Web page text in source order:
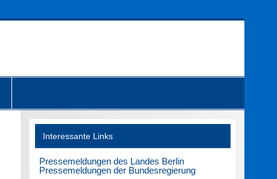
Interessante Links
Pressemeldungen des Landes Berlin
Pressemeldungen der Bundesregierung